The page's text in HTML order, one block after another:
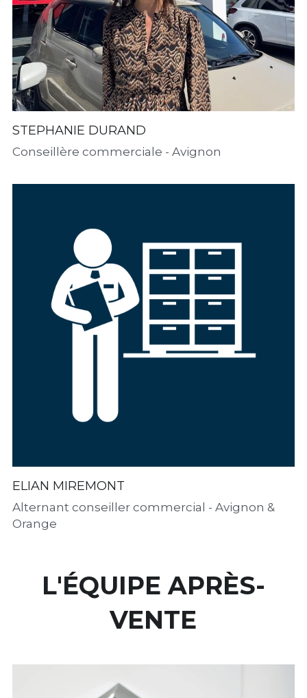
STEPHANIE DURAND
Conseillère commerciale - Avignon
ELIAN MIREMONT
Alternant conseiller commercial - Avignon &
Orange
L'ÉQUIPE APRÈS-
VENTE